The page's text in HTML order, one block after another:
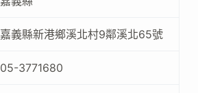
嘉義縣新港鄉溪北村9鄰溪北65號
05-3771680